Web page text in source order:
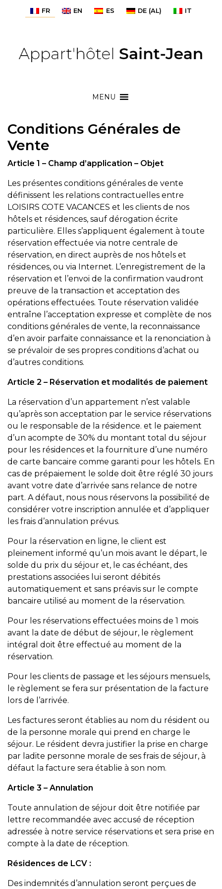
FR EN ES DE(AL) IT
MENU
Conditions Générales de
Vente
Article 1 – Champ d’application – Objet
Les présentes conditions générales de vente
définissent les relations contractuelles entre
LOISIRS COTE VACANCES et les clients de nos
hôtels et résidences, sauf dérogation écrite
particulière. Elles s’appliquent également à toute
réservation effectuée via notre centrale de
réservation, en direct auprès de nos hôtels et
résidences, ou via Internet. L’enregistrement de la
réservation et l’envoi de la confirmation vaudront
preuve de la transaction et acceptation des
opérations effectuées. Toute réservation validée
entraîne l’acceptation expresse et complète de nos
conditions générales de vente, la reconnaissance
d’en avoir parfaite connaissance et la renonciation à
se prévaloir de ses propres conditions d’achat ou
d’autres conditions.
Article 2 – Réservation et modalités de paiement
La réservation d’un appartement n’est valable
qu’après son acceptation par le service réservations
ou le responsable de la résidence. et le paiement
d’un acompte de 30% du montant total du séjour
pour les résidences et la fourniture d’une numéro
de carte bancaire comme garanti pour les hôtels. En
cas de prépaiement le solde doit être réglé 30 jours
avant votre date d’arrivée sans relance de notre
part. A défaut, nous nous réservons la possibilité de
considérer votre inscription annulée et d’appliquer
les frais d’annulation prévus.
Pour la réservation en ligne, le client est
pleinement informé qu’un mois avant le départ, le
solde du prix du séjour et, le cas échéant, des
prestations associées lui seront débités
automatiquement et sans préavis sur le compte
bancaire utilisé au moment de la réservation.
Pour les réservations effectuées moins de 1 mois
avant la date de début de séjour, le règlement
intégral doit être effectué au moment de la
réservation.
Pour les clients de passage et les séjours mensuels,
le règlement se fera sur présentation de la facture
lors de l’arrivée.
Les factures seront établies au nom du résident ou
de la personne morale qui prend en charge le
séjour. Le résident devra justifier la prise en charge
par ladite personne morale de ses frais de séjour, à
défaut la facture sera établie à son nom.
Article 3 – Annulation
Toute annulation de séjour doit être notifiée par
lettre recommandée avec accusé de réception
adressée à notre service réservations et sera prise en
compte à la date de réception.
Résidences de LCV :
Des indemnités d’annulation seront perçues de